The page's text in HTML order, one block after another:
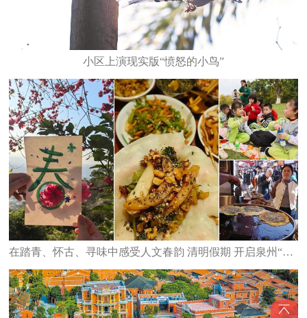
小区上演现实版“愤怒的小鸟”
在踏青、怀古、寻味中感受人文春韵 清明假期 开启泉州“轻旅行”